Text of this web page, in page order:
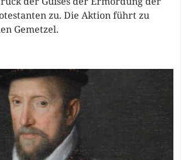
zu. Die Aktion führt zu
Gemetzel.